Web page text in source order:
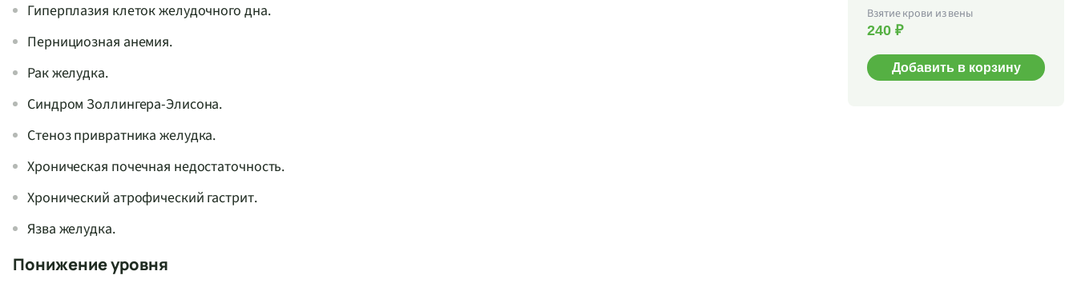
Гиперплазия клеток желудочного дна.
Пернициозная анемия.
Рак желудка.
Синдром Золлингера-Элисона.
Стеноз привратника желудка.
Хроническая почечная недостаточность.
Хронический атрофический гастрит.
Язва желудка.
Понижение уровня
Взятие крови из вены
240 ₽
Добавить в корзину